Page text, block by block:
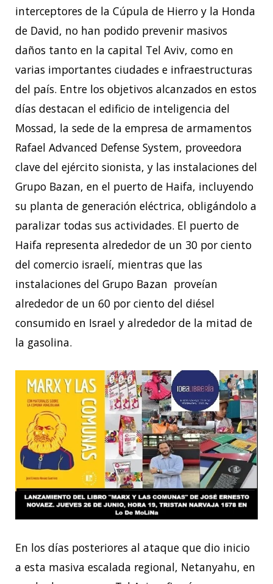
interceptores de la Cúpula de Hierro y la Honda
de David, no han podido prevenir masivos
daños tanto en la capital Tel Aviv, como en
varias importantes ciudades e infraestructuras
del país. Entre los objetivos alcanzados en estos
días destacan el edificio de inteligencia del
Mossad, la sede de la empresa de armamentos
Rafael Advanced Defense System, proveedora
clave del ejército sionista, y las instalaciones del
Grupo Bazan, en el puerto de Haifa, incluyendo
su planta de generación eléctrica, obligándolo a
paralizar todas sus actividades. El puerto de
Haifa representa alrededor de un 30 por ciento
del comercio israelí, mientras que las
instalaciones del Grupo Bazan proveían
alrededor de un 60 por ciento del diésel
consumido en Israel y alrededor de la mitad de
la gasolina.
En los días posteriores al ataque que dio inicio
a esta masiva escalada regional, Netanyahu, en